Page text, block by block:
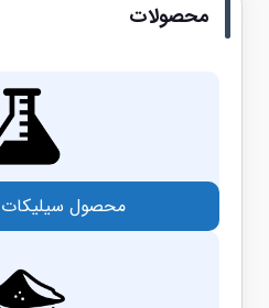
محصولات
محصول